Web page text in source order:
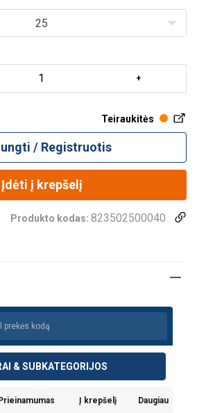
25
Teiraukitės
/ Registruotis
Įdėti į krepšelį
Produkto kodas: 823502500040
& SUBKATEGORIJOS
Į krepšelį Daugiau
diapazonas: